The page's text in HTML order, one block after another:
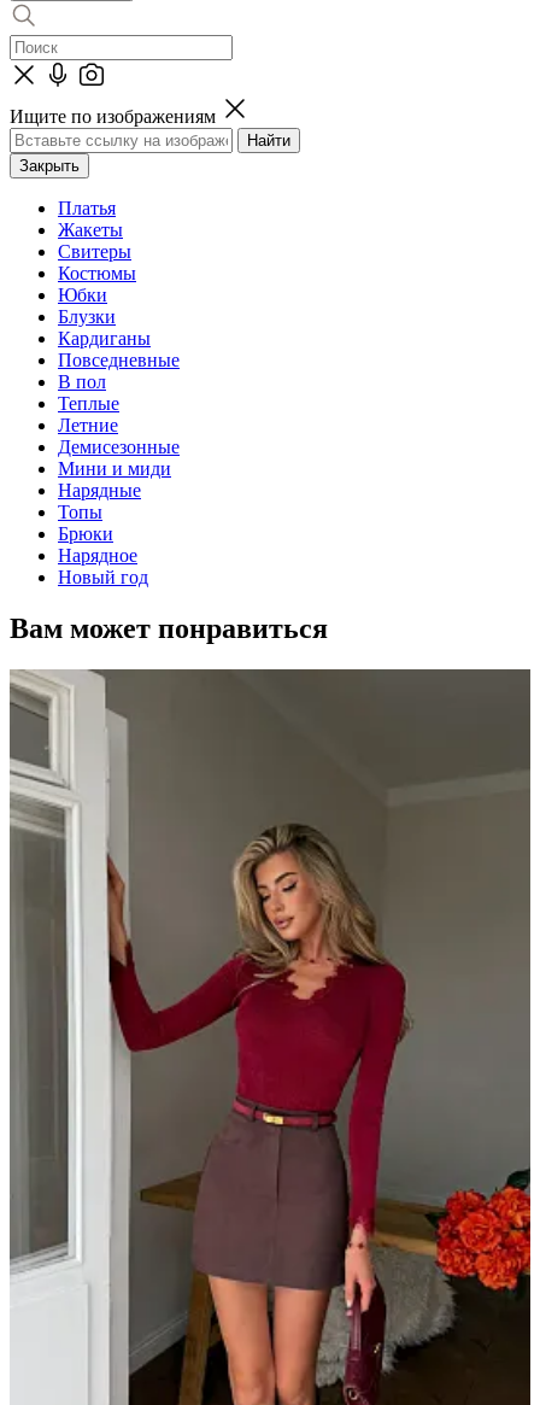
Ищите по изображениям
Закрыть
Платья
Жакеты
Свитеры
Костюмы
Юбки
Блузки
Кардиганы
Повседневные
В пол
Теплые
Летние
Демисезонные
Мини и миди
Нарядные
Топы
Брюки
Нарядное
Новый год
Вам может понравиться